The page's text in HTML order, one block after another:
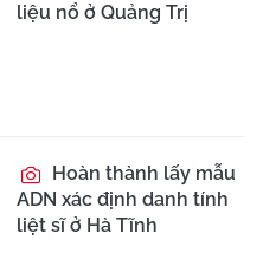
liệu nổ ở Quảng Trị
Hoàn thành lấy mẫu
ADN xác định danh tính
liệt sĩ ở Hà Tĩnh